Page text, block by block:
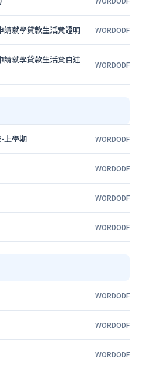
請就學貸款生活費證明 WORDODF
請就學貸款生活費自述
WORDODF
上學期 WORDODF
WORDODF
WORDODF
WORDODF
WORDODF
WORDODF
WORDODF